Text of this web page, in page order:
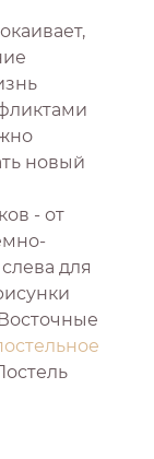
новый
- от
для